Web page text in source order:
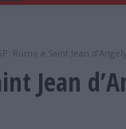
Rumo a Saint Jean d’Angely
Jean